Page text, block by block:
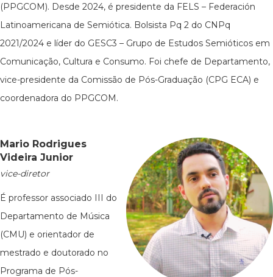
(PPGCOM). Desde 2024, é presidente da FELS – Federación
Latinoamericana de Semiótica. Bolsista Pq 2 do CNPq
2021/2024 e líder do GESC3 – Grupo de Estudos Semióticos em
Comunicação, Cultura e Consumo. Foi chefe de Departamento,
vice-presidente da Comissão de Pós-Graduação (CPG ECA) e
coordenadora do PPGCOM.
Mario Rodrigues
Videira Junior
vice-diretor
É professor associado III do
Departamento de Música
(CMU) e orientador de
mestrado e doutorado no
Programa de Pós-